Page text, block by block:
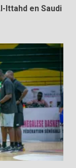
Ittahd en Saudi